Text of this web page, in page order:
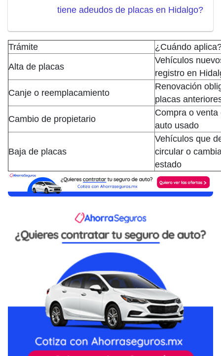
tiene adeudos de placas en Hidalgo?
Trámite
¿Cuándo
Alta de placas
Vehículos
registro en
Canje o reemplacamiento
Renovación
placas
Cambio de propietario
Compra o venta
auto usado
Baja de placas
Vehículos que
circular o
estado